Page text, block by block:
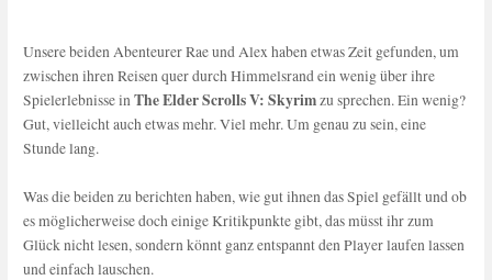
Unsere beiden Abenteurer Rae und Alex haben etwas Zeit gefunden, um
zwischen ihren Reisen quer durch Himmelsrand ein wenig über ihre
Spielerlebnisse inThe Elder Scrolls V: Skyrimzu sprechen. Ein wenig?
Gut, vielleicht auch etwas mehr. Viel mehr. Um genau zu sein, eine
Stunde lang.
Was die beiden zu berichten haben, wie gut ihnen das Spiel gefällt und ob
es möglicherweise doch einige Kritikpunkte gibt, das müsst ihr zum
Glück nicht lesen, sondern könnt ganz entspannt den Player laufen lassen
und einfach lauschen.